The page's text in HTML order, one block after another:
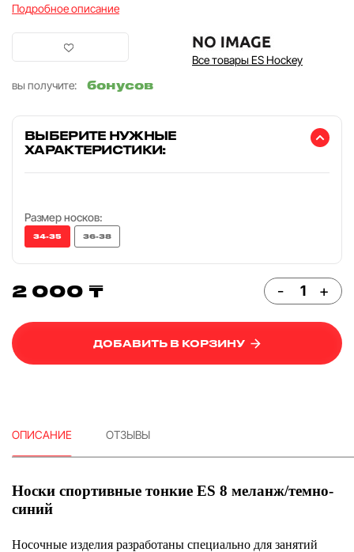
Подробное описание
Все товары ES Hockey
вы получите:
бонусов
ВЫБЕРИТЕ НУЖНЫЕ
ХАРАКТЕРИСТИКИ:
Размер носков:
34-35 36-38
2 000 ₸ - +
ДОБАВИТЬ В КОРЗИНУ
ОПИСАНИЕ ОТЗЫВЫ
Носки спортивные тонкие ES 8 меланж/темно-
синий
Носочные изделия разработаны специально для занятий